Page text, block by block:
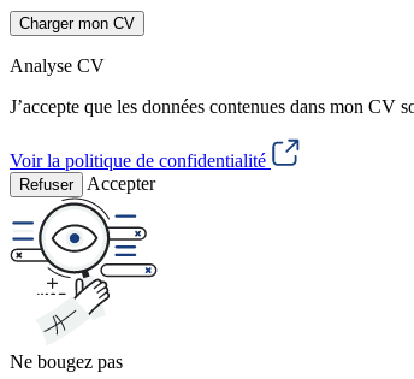
Charger mon CV
Analyse CV
J’accepte que les données contenues dans mon
Voir la politique de confidentialité
Refuser Accepter
Ne bougez pas